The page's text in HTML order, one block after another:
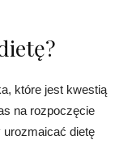
które jest kwestią
na rozpoczęcie
dietę